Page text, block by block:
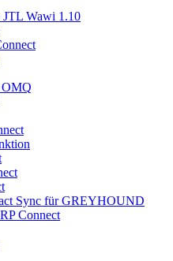
JTL Wawi 1.10
Sync für GREYHOUND
Connect